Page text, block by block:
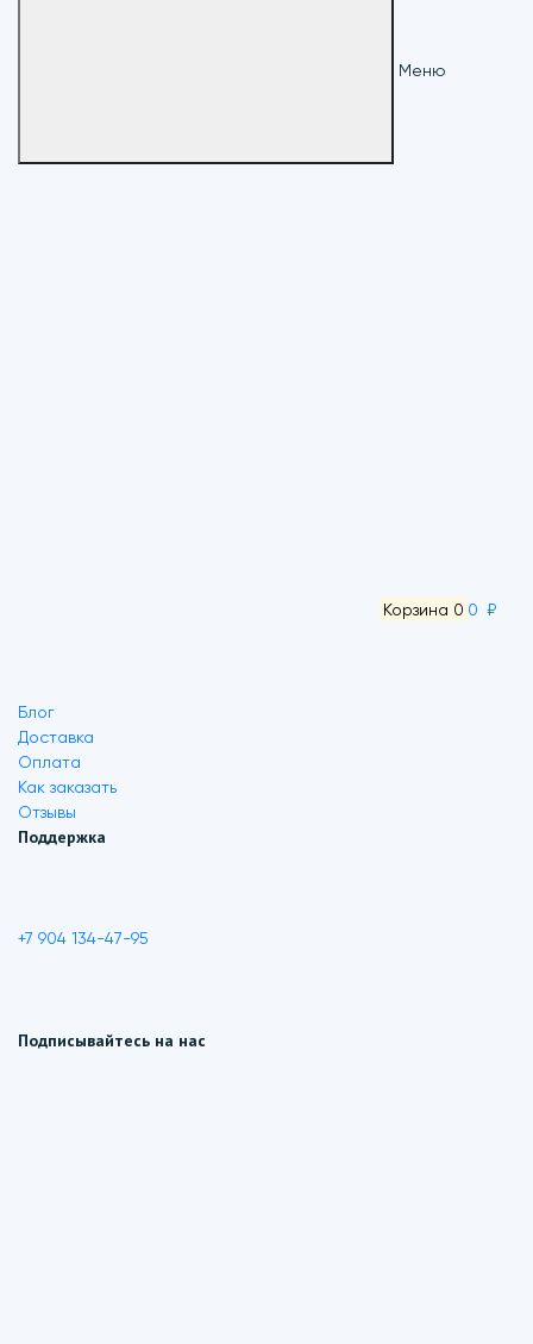
Меню
Корзина 0 0 ₽
Блог
Доставка
Оплата
Как заказать
Отзывы
Поддержка
+7 904 134-47-95
Подписывайтесь на нас